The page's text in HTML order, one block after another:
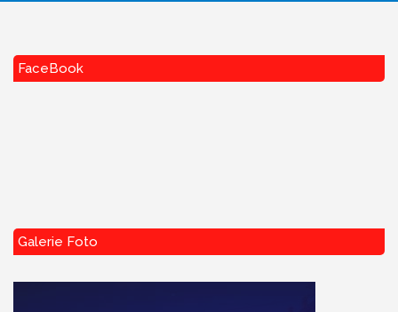
FaceBook
Galerie Foto